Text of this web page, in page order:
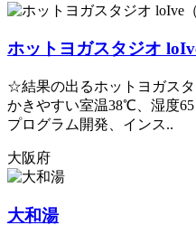
ホットヨガスタジオ
☆結果の出るホットヨガス
かきやすい室温38℃、湿度
プログラム開発、インス..
大阪府
大和湯